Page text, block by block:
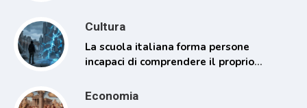
Cultura
La scuola italiana forma persone
incapaci di comprendere il proprio
Economia